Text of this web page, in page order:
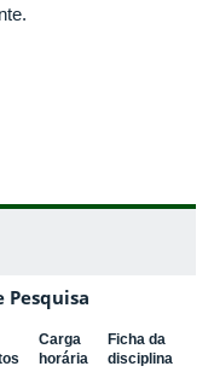
Pesquisa
Carga
horária
Ficha da
disciplina